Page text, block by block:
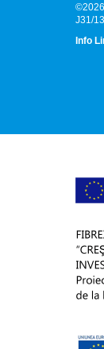
©2026
J31/
Info